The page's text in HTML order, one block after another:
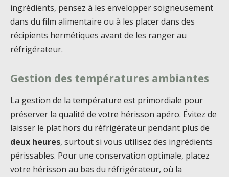
ingrédients, pensez à les envelopper soigneusement
dans du film alimentaire ou à les placer dans des
récipients hermétiques avant de les ranger au
réfrigérateur.
Gestion des températures ambiantes
La gestion de la température est primordiale pour
préserver la qualité de votre hérisson apéro. Évitez de
laisser le plat hors du réfrigérateur pendant plus de
deux heures, surtout si vous utilisez des ingrédients
périssables. Pour une conservation optimale, placez
votre hérisson au bas du réfrigérateur, où la